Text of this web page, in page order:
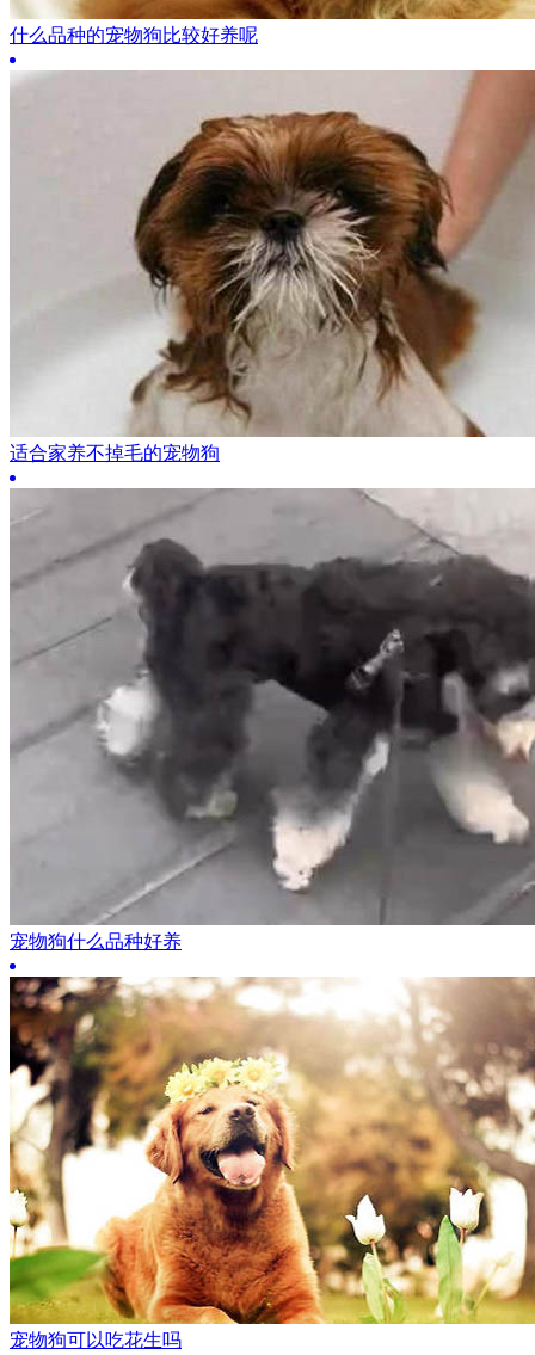
什么品种的宠物狗比较好养呢
适合家养不掉毛的宠物狗
宠物狗什么品种好养
宠物狗可以吃花生吗